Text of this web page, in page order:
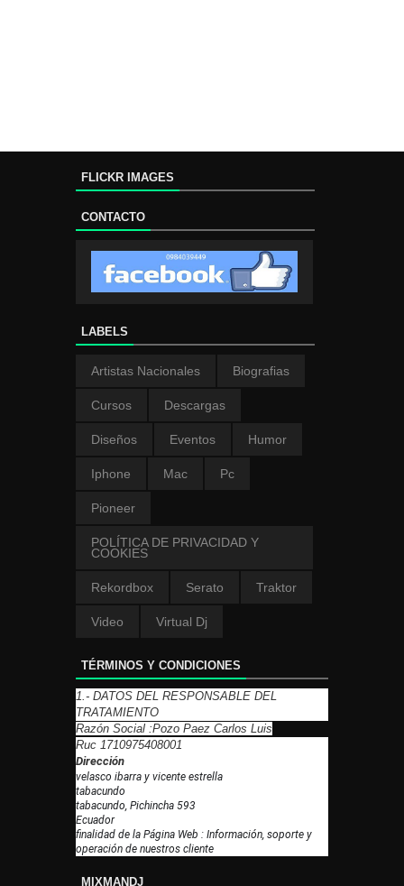
FLICKR IMAGES
CONTACTO
LABELS
Artistas Nacionales Biografias
Cursos Descargas
Diseños Eventos Humor
Iphone Mac Pc
Pioneer
POLÍTICA DE PRIVACIDAD Y
COOKIES
Rekordbox Serato Traktor
Video Virtual Dj
TÉRMINOS Y CONDICIONES
1.- DATOS DEL RESPONSABLE DEL
TRATAMIENTO
Razón Social :Pozo Paez Carlos Luis
Ruc 1710975408001
Dirección
velasco ibarra y vicente estrella
tabacundo
tabacundo, Pichincha 593
Ecuador
finalidad de la Página Web : Información, soporte y
operación de nuestros cliente
MIXMANDJ